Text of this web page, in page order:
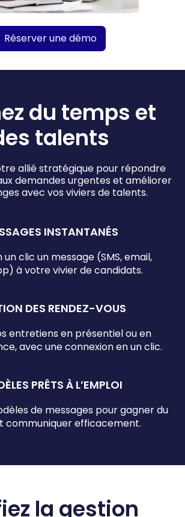
Réserver une démo
du temps et
talents
allié stratégique pour répondre
demandes urgentes et améliorer
avec vos viviers de talents.
INSTANTANÉS
un clic un message (SMS, email,
à votre vivier de candidats.
DES RENDEZ-VOUS
entretiens en présentiel ou en
avec une connexion en un clic.
PRÊTS À L’EMPLOI
de messages pour gagner du
communiquer efficacement.
la gestion